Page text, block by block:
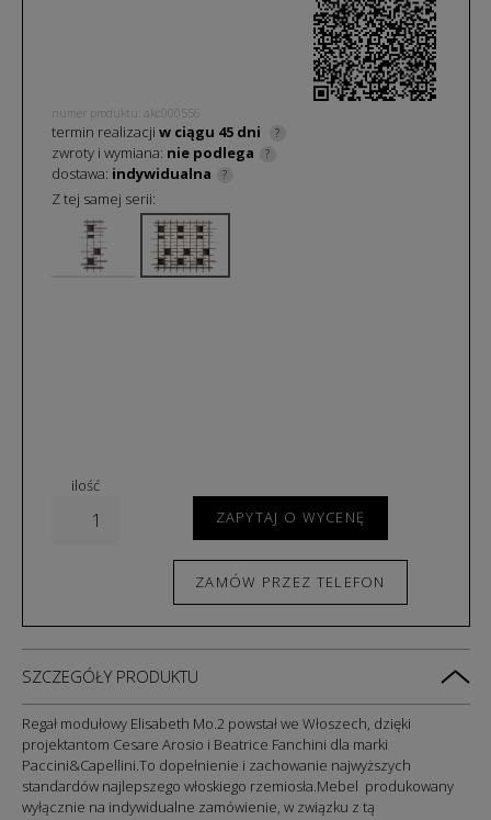
numer produktu: akc000556
termin realizacji w ciągu 45dni ?
zwroty i wymiana: nie podlega ?
dostawa: indywidualna ?
Z tej samej serii:
ilość
ZAPYTAJ O WYCENĘ
ZAMÓW PRZEZ TELEFON
SZCZEGÓŁY PRODUKTU
Regał modułowy Elisabeth Mo.2 powstał we Włoszech, dzięki
projektantom Cesare Arosio i Beatrice Fanchini dla marki
Paccini&Capellini.To dopełnienie i zachowanie najwyższych
standardów najlepszego włoskiego rzemiosła.Mebel produkowany
wyłącznie na indywidualne zamówienie, w związku z tą